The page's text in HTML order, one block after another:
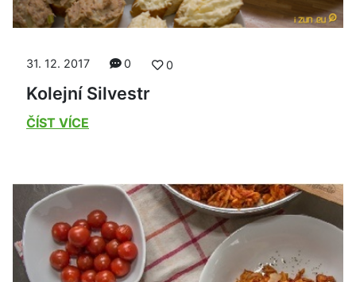
31. 12. 2017 0 0
Kolejní Silvestr
ČÍST VÍCE